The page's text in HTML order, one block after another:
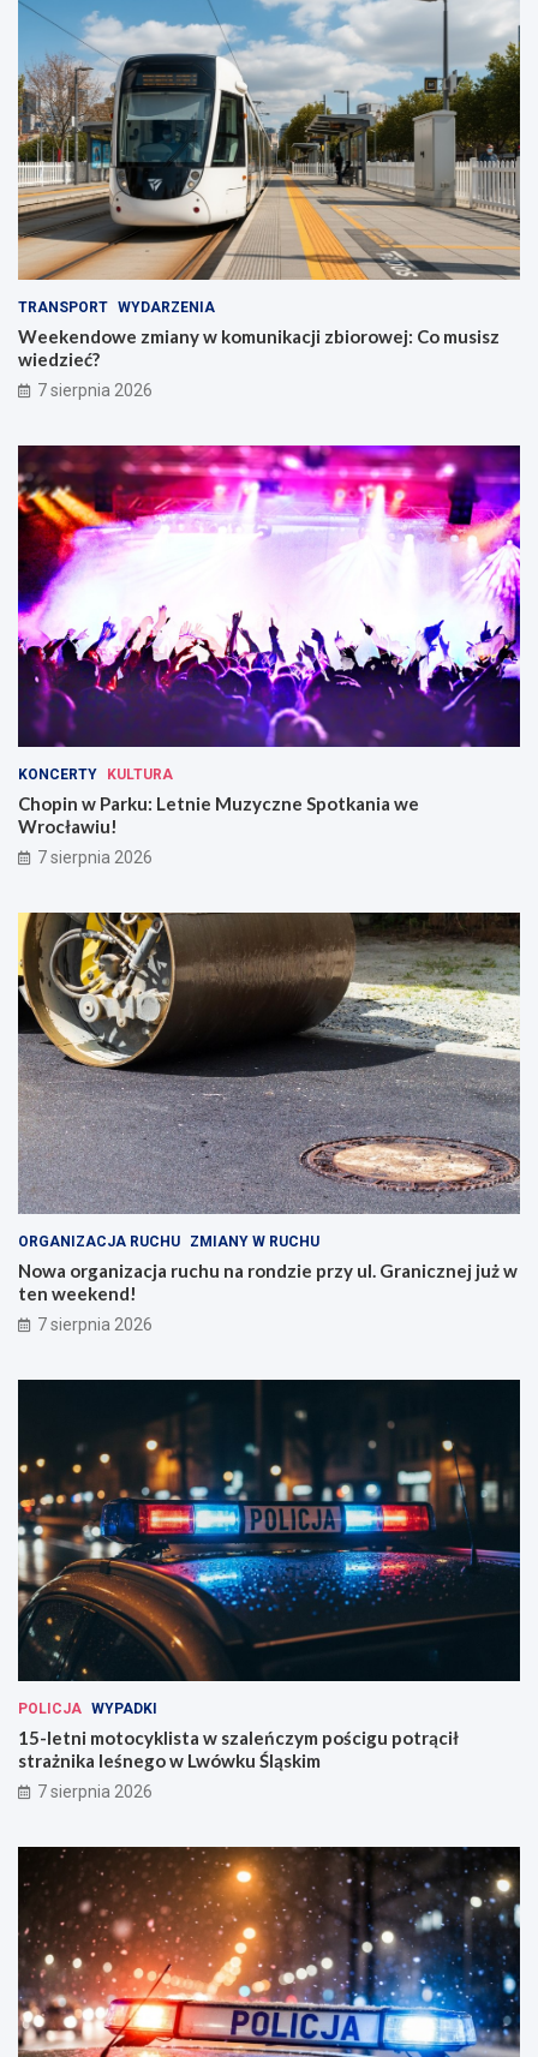
TRANSPORT WYDARZENIA
Weekendowe zmiany w komunikacji zbiorowej: Co musisz
wiedzieć?
7 sierpnia 2026
KONCERTY KULTURA
Chopin w Parku: Letnie Muzyczne Spotkania we
Wrocławiu!
7 sierpnia 2026
ORGANIZACJA RUCHU ZMIANY W RUCHU
Nowa organizacja ruchu na rondzie przy ul. Granicznej już w
ten weekend!
7 sierpnia 2026
POLICJA WYPADKI
15-letni motocyklista w szaleńczym pościgu potrącił
strażnika leśnego w Lwówku Śląskim
7 sierpnia 2026